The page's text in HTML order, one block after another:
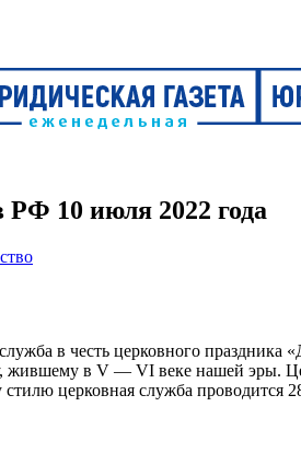
10 июля 2022 года
в честь церковного
жившему в V — VI веке нашей эры.
церковная служба проводится